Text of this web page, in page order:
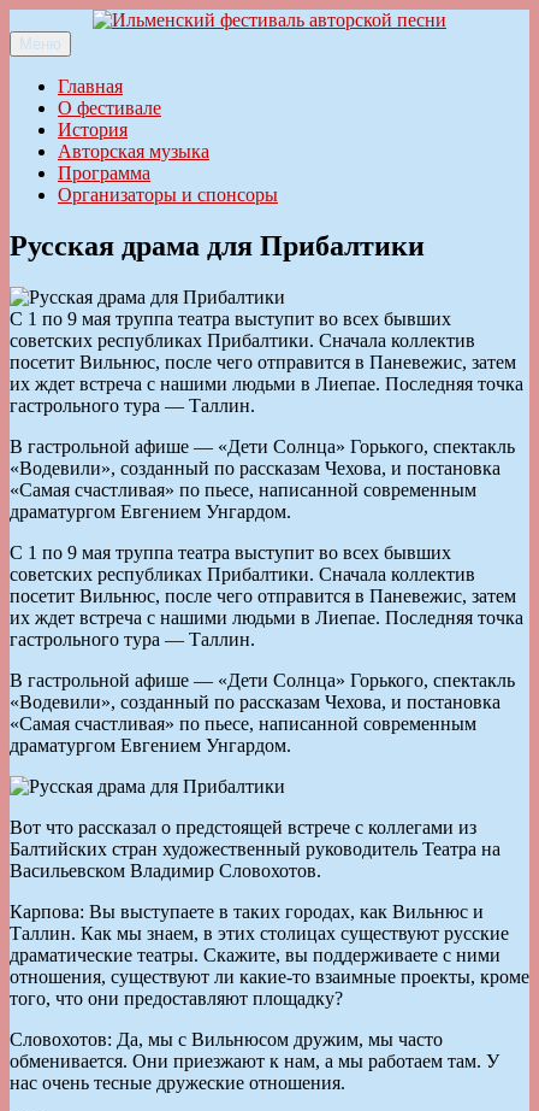
к
содержимому
Ильменский фестиваль авторской песни
Меню
Главная
О фестивале
История
Авторская музыка
Программа
Организаторы и спонсоры
Русская драма для Прибалтики
С 1 по 9 мая труппа театра выступит во всех бывших
советских республиках Прибалтики. Сначала коллектив
посетит Вильнюс, после чего отправится в Паневежис, затем
их ждет встреча с нашими людьми в Лиепае. Последняя точка
гастрольного тура — Таллин.
В гастрольной афише — «Дети Солнца» Горького, спектакль
«Водевили», созданный по рассказам Чехова, и постановка
«Самая счастливая» по пьесе, написанной современным
драматургом Евгением Унгардом.
С 1 по 9 мая труппа театра выступит во всех бывших
советских республиках Прибалтики. Сначала коллектив
посетит Вильнюс, после чего отправится в Паневежис, затем
их ждет встреча с нашими людьми в Лиепае. Последняя точка
гастрольного тура — Таллин.
В гастрольной афише — «Дети Солнца» Горького, спектакль
«Водевили», созданный по рассказам Чехова, и постановка
«Самая счастливая» по пьесе, написанной современным
драматургом Евгением Унгардом.
Вот что рассказал о предстоящей встрече с коллегами из
Балтийских стран художественный руководитель Театра на
Васильевском Владимир Словохотов.
Карпова: Вы выступаете в таких городах, как Вильнюс и
Таллин. Как мы знаем, в этих столицах существуют русские
драматические театры. Скажите, вы поддерживаете с ними
отношения, существуют ли какие-то взаимные проекты, кроме
того, что они предоставляют площадку?
Словохотов: Да, мы с Вильнюсом дружим, мы часто
обменивается. Они приезжают к нам, а мы работаем там. У
нас очень тесные дружеские отношения.